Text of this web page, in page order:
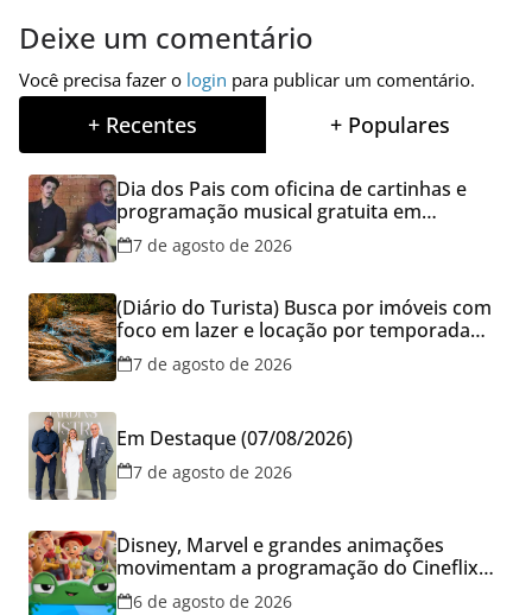
Deixe um comentário
Você precisa fazer o login para publicar um comentário.
+ Recentes + Populares
Dia dos Pais com oficina de cartinhas e
programação musical gratuita em
Aparecida de Goiânia
7 de agosto de 2026
(Diário do Turista) Busca por imóveis com
foco em lazer e locação por temporada
cresce no Brasil
7 de agosto de 2026
Em Destaque (07/08/2026)
7 de agosto de 2026
Disney, Marvel e grandes animações
movimentam a programação do Cineflix
do Aparecida Shopping
6 de agosto de 2026